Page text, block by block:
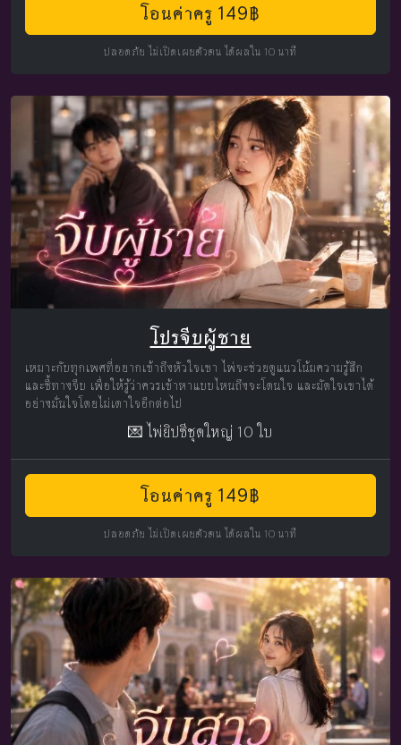
โอนค่าครู 149฿
ปลอดภัย ไม่เปิดเผยตัวตน ได้ผลใน 10 นาที
โปรจีบผู้ชาย
เหมาะกับทุกเพศที่อยากเข้าถึงหัวใจเขา ไพ่จะช่วยดูแนวโน้มความรู้สึก
และชี้ทางจีบ เพื่อให้รู้ว่าควรเข้าหาแบบไหนถึงจะโดนใจ และมัดใจเขาได้
อย่างมั่นใจโดยไม่เดาใจอีกต่อไป
💌 ไพ่ยิปซีชุดใหญ่ 10 ใบ
โอนค่าครู 149฿
ปลอดภัย ไม่เปิดเผยตัวตน ได้ผลใน 10 นาที